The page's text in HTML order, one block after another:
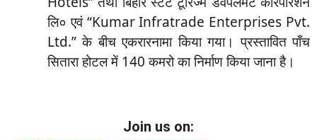
लि० एवं “Kumar Infratrade Enterprises Pvt.
Ltd.” के बीच एकरारनामा किया गया। प्रस्तावित पाँच
सितारा होटल में 140 कमरो का निर्माण किया जाना है।
Join us on: